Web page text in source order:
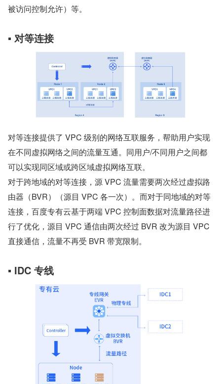
被访问控制允许）等。
▪ 对等连接
对等连接提供了 VPC 级别的网络互联服务，帮助用户实现
在不同虚拟网络之间的流量互通。同用户/不同用户之间都
可以实现同区域或跨区域虚拟网络互联。
对于跨地域的对等连接，源 VPC 流量需要两次经过虚拟路
由器（BVR）（源目 VPC 各一次）。而对于同地域的对等
连接，百度专有云基于两端 VPC 控制面数据对流量路径进
行了优化，源目 VPC 通信由两次经过 BVR 改为源目 VPC
直接通信，流量不再受 BVR 带宽限制。
▪ IDC 专线